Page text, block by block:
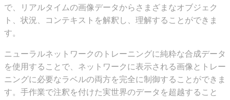
で、リアルタイムの画像データからさまざまなオブジェク
ト、状況、コンテキストを解釈し、理解することができま
す。
ニューラルネットワークのトレーニングに純粋な合成データ
を使用することで、ネットワークに表示される画像とトレー
ニングに必要なラベルの両方を完全に制御することができま
す。手作業で注釈を付けた実世界のデータを超越すること